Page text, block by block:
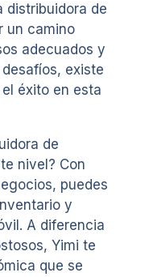
distribuidora de
un camino
adecuados y
existe
éxito en esta
de
nivel? Con
puedes
y
A diferencia
Yimi te
que se